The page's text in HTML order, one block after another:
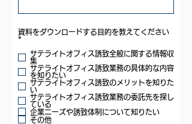
資料をダウンロードする目的を教えてください
*
q
u
i
r
e
d
サテライトオフィス誘致全般に関する情報収
集
サテライトオフィス誘致業務の具体的な内容
を知りたい
サテライトオフィス誘致のメリットを知りた
い
サテライトオフィス誘致業務の委託先を探し
ている
企業ニーズや誘致体制について知りたい
その他